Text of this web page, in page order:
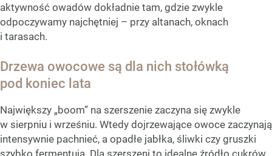
aktywność owadów dokładnie tam, gdzie zwykle
odpoczywamy najchętniej – przy altanach, oknach
i tarasach.
Drzewa owocowe są dla nich stołówką
pod koniec lata
Największy „boom” na szerszenie zaczyna się zwykle
w sierpniu i wrześniu. Wtedy dojrzewające owoce zaczynają
intensywnie pachnieć, a opadłe jabłka, śliwki czy gruszki